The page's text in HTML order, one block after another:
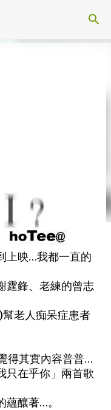
上映…我都一直的
霆鋒、老練的曾志
老人痴呆症患者
得其實內容普普…
只在乎你」兩首歌
釀著…。